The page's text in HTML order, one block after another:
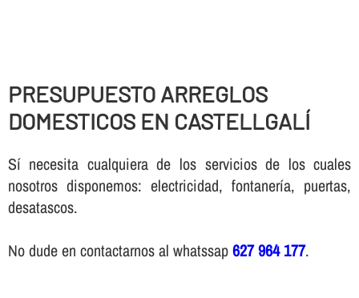
PRESUPUESTO ARREGLOS
DOMESTICOS EN CASTELLGALÍ
Sí necesita cualquiera de los servicios de los cuales
nosotros disponemos: electricidad, fontanería, puertas,
desatascos.
No dude en contactarnos al whatssap627 964 177.